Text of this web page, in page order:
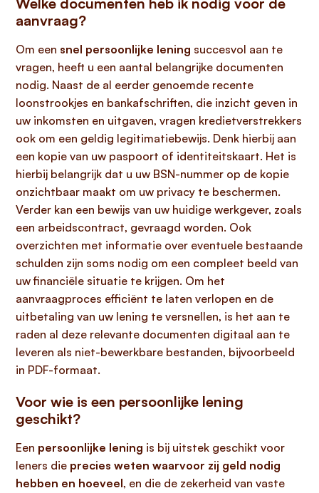
aanvraag?
Om een snel persoonlijke lening succesvol aan te
vragen, heeft u een aantal belangrijke documenten
nodig. Naast de al eerder genoemde recente
loonstrookjes en bankafschriften, die inzicht geven in
uw inkomsten en uitgaven, vragen kredietverstrekkers
ook om een geldig legitimatiebewijs. Denk hierbij aan
een kopie van uw paspoort of identiteitskaart. Het is
hierbij belangrijk dat u uw BSN-nummer op de kopie
onzichtbaar maakt om uw privacy te beschermen.
Verder kan een bewijs van uw huidige werkgever, zoals
een arbeidscontract, gevraagd worden. Ook
overzichten met informatie over eventuele bestaande
schulden zijn soms nodig om een compleet beeld van
uw financiële situatie te krijgen. Om het
aanvraagproces efficiënt te laten verlopen en de
uitbetaling van uw lening te versnellen, is het aan te
raden al deze relevante documenten digitaal aan te
leveren als niet-bewerkbare bestanden, bijvoorbeeld
in PDF-formaat.
Voor wie is een persoonlijke lening
geschikt?
Een persoonlijke lening is bij uitstek geschikt voor
leners die precies weten waarvoor zij geld nodig
hebben en hoeveel, en die de zekerheid van vaste